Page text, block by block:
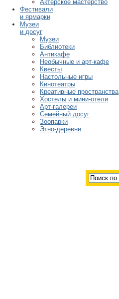
Актерское мастерство
Фестивали
и ярмарки
Музеи
и досуг
Музеи
Библиотеки
Антикафе
Необычные и арт-кафе
Квесты
Настольные игры
Кинотеатры
Креативные пространства
Хостелы и мини-отели
Арт-галереи
Семейный досуг
Зоопарки
Этно-деревни